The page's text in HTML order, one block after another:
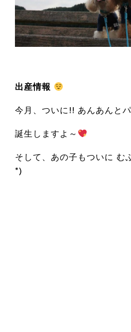
出産情報
今月、ついに!! あんあんと
誕生しますよ～
そして、あの子もついに む
*)